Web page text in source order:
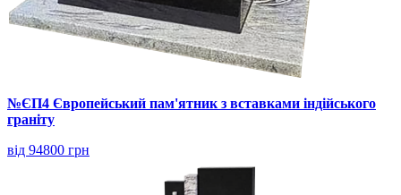
№ЄП4 Європейський пам'ятник з вставками індійського
граніту
від 94800 грн